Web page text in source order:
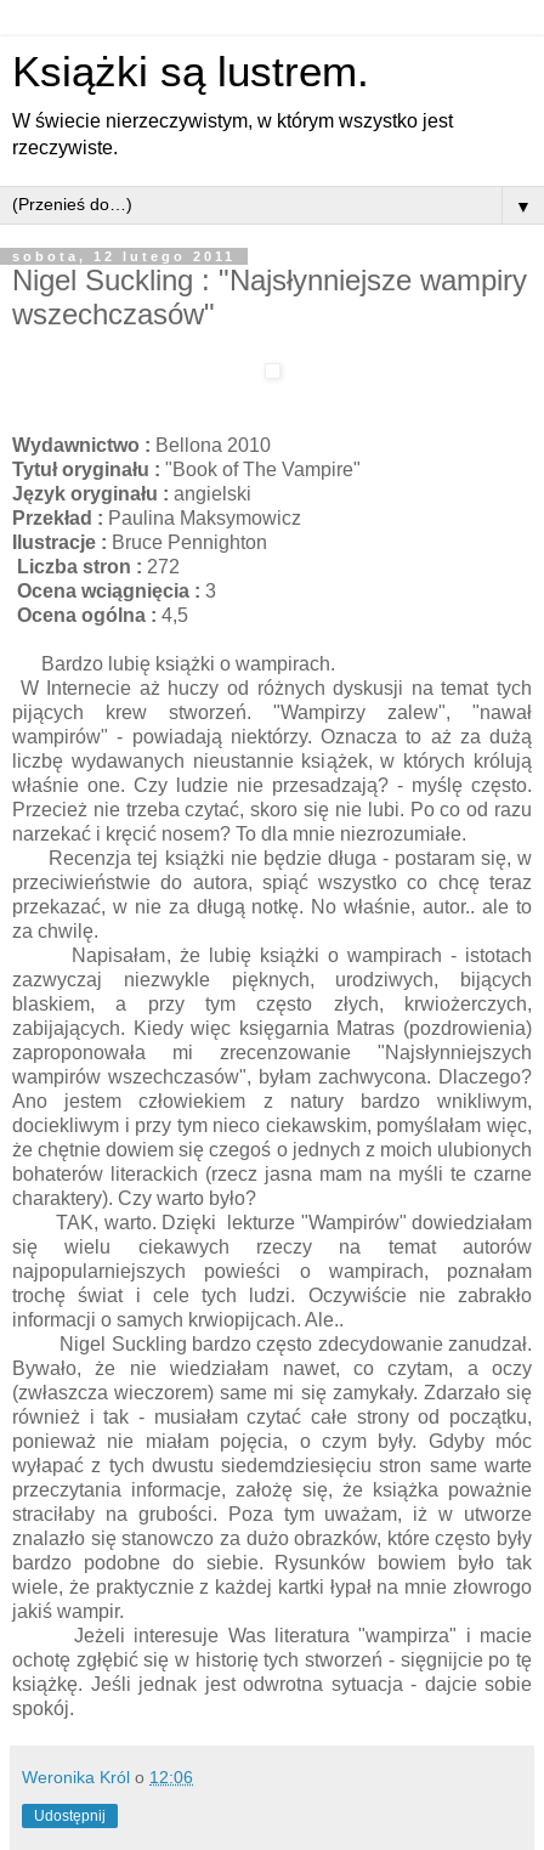
Książki są lustrem.
W świecie nierzeczywistym, w którym wszystko jest
rzeczywiste.
▼
sobota, 12 lutego 2011
Nigel Suckling : "Najsłynniejsze wampiry
wszechczasów"
Wydawnictwo : Bellona 2010
Tytuł oryginału : "Book of The Vampire"
Język oryginału : angielski
Przekład : Paulina Maksymowicz
Ilustracje : Bruce Pennighton
Liczba stron : 272
Ocena wciągnięcia : 3
Ocena ogólna : 4,5
Bardzo lubię książki o wampirach.
W Internecie aż huczy od różnych dyskusji na temat tych
pijących krew stworzeń. "Wampirzy zalew", "nawał
wampirów" - powiadają niektórzy. Oznacza to aż za dużą
liczbę wydawanych nieustannie książek, w których królują
właśnie one. Czy ludzie nie przesadzają? - myślę często.
Przecież nie trzeba czytać, skoro się nie lubi. Po co od razu
narzekać i kręcić nosem? To dla mnie niezrozumiałe.
Recenzja tej książki nie będzie długa - postaram się, w
przeciwieństwie do autora, spiąć wszystko co chcę teraz
przekazać, w nie za długą notkę. No właśnie, autor.. ale to
za chwilę.
Napisałam, że lubię książki o wampirach - istotach
zazwyczaj niezwykle pięknych, urodziwych, bijących
blaskiem, a przy tym często złych, krwiożerczych,
zabijających. Kiedy więc księgarnia Matras (pozdrowienia)
zaproponowała mi zrecenzowanie "Najsłynniejszych
wampirów wszechczasów", byłam zachwycona. Dlaczego?
Ano jestem człowiekiem z natury bardzo wnikliwym,
dociekliwym i przy tym nieco ciekawskim, pomyślałam więc,
że chętnie dowiem się czegoś o jednych z moich ulubionych
bohaterów literackich (rzecz jasna mam na myśli te czarne
charaktery). Czy warto było?
TAK, warto. Dzięki lekturze "Wampirów" dowiedziałam
się wielu ciekawych rzeczy na temat autorów
najpopularniejszych powieści o wampirach, poznałam
trochę świat i cele tych ludzi. Oczywiście nie zabrakło
informacji o samych krwiopijcach. Ale..
Nigel Suckling bardzo często zdecydowanie zanudzał.
Bywało, że nie wiedziałam nawet, co czytam, a oczy
(zwłaszcza wieczorem) same mi się zamykały. Zdarzało się
również i tak - musiałam czytać całe strony od początku,
ponieważ nie miałam pojęcia, o czym były. Gdyby móc
wyłapać z tych dwustu siedemdziesięciu stron same warte
przeczytania informacje, założę się, że książka poważnie
straciłaby na grubości. Poza tym uważam, iż w utworze
znalazło się stanowczo za dużo obrazków, które często były
bardzo podobne do siebie. Rysunków bowiem było tak
wiele, że praktycznie z każdej kartki łypał na mnie złowrogo
jakiś wampir.
Jeżeli interesuje Was literatura "wampirza" i macie
ochotę zgłębić się w historię tych stworzeń - sięgnijcie po tę
książkę. Jeśli jednak jest odwrotna sytuacja - dajcie sobie
spokój.
Weronika Król o 12:06
Udostępnij